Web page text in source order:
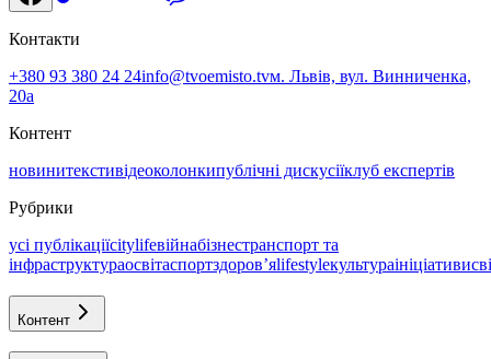
Контакти
+380 93 380 24 24info@tvoemisto.tvм. Львів, вул. Винниченка,
20а
Контент
новинитекстивідеоколонкипублічні дискусіїклуб експертів
Рубрики
усі публікаціїcitylifeвійнабізнестранспорт та
інфраструктураосвітаспортздоровʼяlifestyleкультураініціативи
Контент